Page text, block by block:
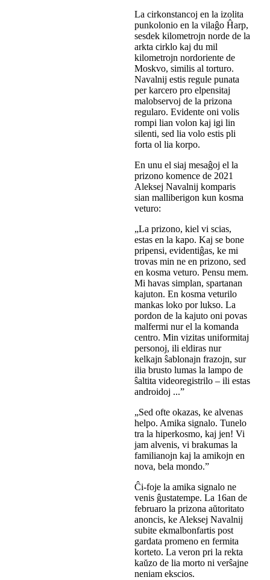
La cirkonstancoj en la izolita
punkolonio en la vilaĝo Ĥarp,
sesdek kilometrojn norde de la
arkta cirklo kaj du mil
kilometrojn nordoriente de
Moskvo, similis al torturo.
Navalnij estis regule punata
per karcero pro elpensitaj
malobservoj de la prizona
regularo. Evidente oni volis
rompi lian volon kaj igi lin
silenti, sed lia volo estis pli
forta ol lia korpo.
En unu el siaj mesaĝoj el la
prizono komence de 2021
Aleksej Navalnij komparis
sian malliberigon kun kosma
veturo:
„La prizono, kiel vi scias,
estas en la kapo. Kaj se bone
pripensi, evidentiĝas, ke mi
trovas min ne en prizono, sed
en kosma veturo. Pensu mem.
Mi havas simplan, spartanan
kajuton. En kosma veturilo
mankas loko por lukso. La
pordon de la kajuto oni povas
malfermi nur el la komanda
centro. Min vizitas uniformitaj
personoj, ili eldiras nur
kelkajn ŝablonajn frazojn, sur
ilia brusto lumas la lampo de
ŝaltita videoregistrilo – ili estas
androidoj ...”
„Sed ofte okazas, ke alvenas
helpo. Amika signalo. Tunelo
tra la hiperkosmo, kaj jen! Vi
jam alvenis, vi brakumas la
familianojn kaj la amikojn en
nova, bela mondo.”
Ĉi-foje la amika signalo ne
venis ĝustatempe. La 16an de
februaro la prizona aŭtoritato
anoncis, ke Aleksej Navalnij
subite ekmalbonfartis post
gardata promeno en fermita
korteto. La veron pri la rekta
kaŭzo de lia morto ni verŝajne
neniam ekscios.